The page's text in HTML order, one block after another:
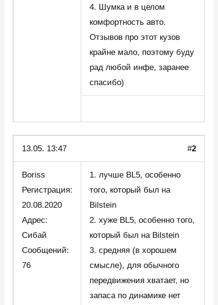
4. Шумка и в целом
комфортность авто.
Отзывов про этот кузов
крайне мало, поэтому буду
рад любой инфе, заранее
спасибо)
13.05. 13:47 #2
Boriss
Регистрация:
20.08.2020
Адрес:
Сибай
Сообщений:
76
1. лучше BL5, особенно
того, который был на
Bilstein
2. хуже BL5, особенно того,
который был на Bilstein
3. средняя (в хорошем
смысле), для обычного
передвижения хватает, но
запаса по динамике нет